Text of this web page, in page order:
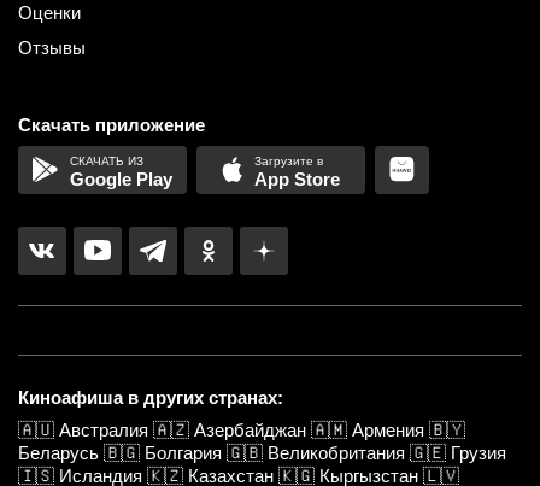
Оценки
Отзывы
Скачать приложение
Google Play App Store
Киноафиша в других странах:
🇦🇺 Австралия 🇦🇿 Азербайджан 🇦🇲 Армения 🇧🇾
Беларусь 🇧🇬 Болгария 🇬🇧 Великобритания 🇬🇪 Грузия
🇮🇸 Исландия 🇰🇿 Казахстан 🇰🇬 Кыргызстан 🇱🇻